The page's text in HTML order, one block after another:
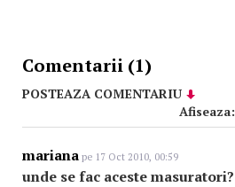
Comentarii (1)
POSTEAZA COMENTARIU
Afiseaza:
mariana pe 17 Oct 2010, 00:59
unde se fac aceste masuratori?